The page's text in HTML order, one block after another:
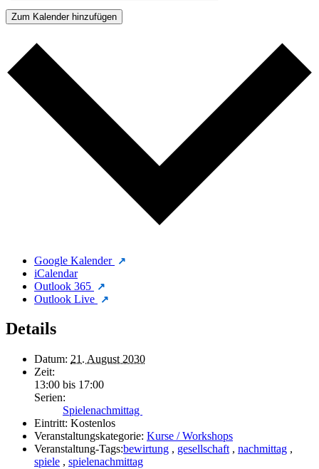
Zum Kalender hinzufügen
Google Kalender
iCalendar
Outlook 365
Outlook Live
Details
Datum: 21. August 2030
Zeit:
13:00 bis 17:00
Serien:
Spielenachmittag
Eintritt: Kostenlos
Veranstaltungskategorie: Kurse / Workshops
Veranstaltung-Tags:bewirtung , gesellschaft , nachmittag ,
spiele , spielenachmittag